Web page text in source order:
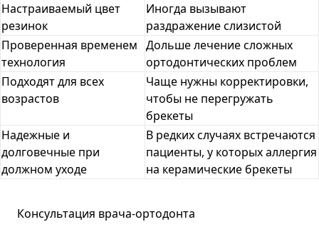
Настраиваемый цвет
резинок
Иногда вызывают
раздражение слизистой
Проверенная временем
технология
Дольше лечение сложных
ортодонтических проблем
Подходят для всех
возрастов
Чаще нужны корректировки,
чтобы не перегружать
брекеты
Надежные и
долговечные при
должном уходе
В редких случаях встречаются
пациенты, у которых аллергия
на керамические брекеты
Консультация врача-ортодонта